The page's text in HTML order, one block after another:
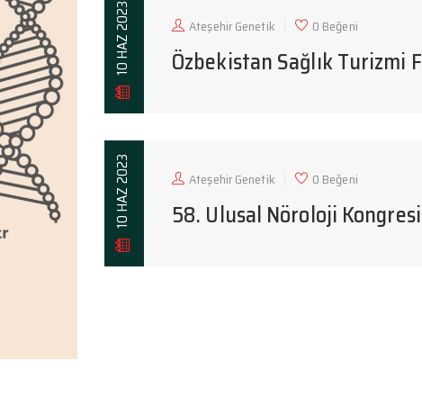
10 HAZ 2023 Ateşehir Genetik 0 Beğeni
Özbekistan Sağlık Turizmi
10 HAZ 2023 Ateşehir Genetik 0 Beğeni
58. Ulusal Nöroloji Kongresi